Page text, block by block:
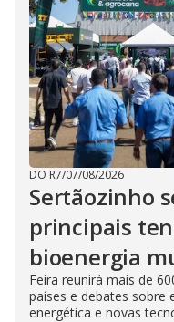
DO R7/07/08/2026
Sertãozinho
principais
bioenergia
Feira reunirá mais de
países e debates sobre
energética e novas